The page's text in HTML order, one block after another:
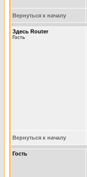
Вернуться к началу
Здесь Router
Гость
Вернуться к началу
Гость